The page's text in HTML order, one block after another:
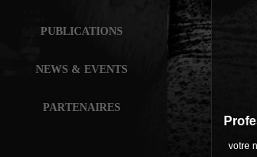
PUBLICATIONS
NEWS & EVENTS
PARTENAIRES
votre